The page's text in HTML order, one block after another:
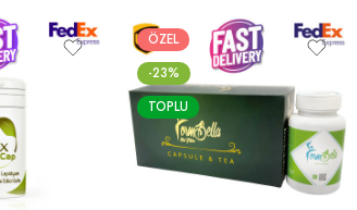
ÖZEL
-23%
TOPLU